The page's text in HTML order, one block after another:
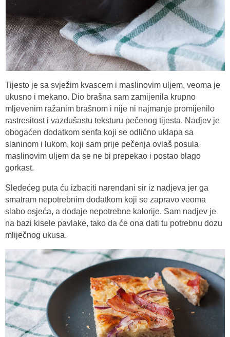
Tijesto je sa svježim kvascem i maslinovim uljem, veoma je
ukusno i mekano. Dio brašna sam zamijenila krupno
mljevenim ražanim brašnom i nije ni najmanje promijenilo
rastresitost i vazdušastu teksturu pečenog tijesta. Nadjev je
obogaćen dodatkom senfa koji se odlično uklapa sa
slaninom i lukom, koji sam prije pečenja ovlaš posula
maslinovim uljem da se ne bi prepekao i postao blago
gorkast.
Sledećeg puta ću izbaciti narendani sir iz nadjeva jer ga
smatram nepotrebnim dodatkom koji se zapravo veoma
slabo osjeća, a dodaje nepotrebne kalorije. Sam nadjev je
na bazi kisele pavlake, tako da će ona dati tu potrebnu dozu
mliječnog ukusa.